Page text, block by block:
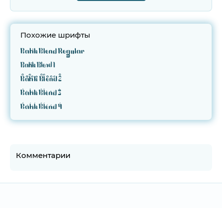
Похожие шрифты
Batik Blend Regular
Batik Blend 1
Batik Blend 2
Batik Blend 3
Batik Blend 4
Комментарии